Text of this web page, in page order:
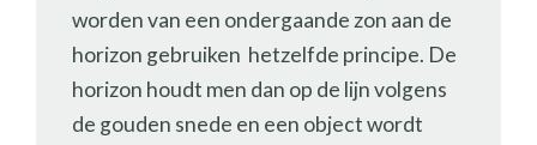
worden van een ondergaande zon aan de
horizon gebruiken hetzelfde principe. De
horizon houdt men dan op de lijn volgens
de gouden snede en een object wordt